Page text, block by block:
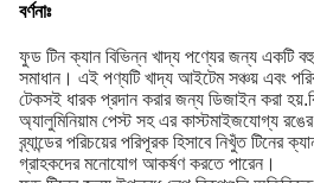
বর্ণনাঃ
ফুড টিন ক্যান বিভিন্ন খাদ্য পণ্যের জন্য একটি
সমাধান। এই পণ্যটি খাদ্য আইটেম সঞ্চয় এবং
টেকসই ধারক প্রদান করার জন্য ডিজাইন করা
অ্যালুমিনিয়াম পেস্ট সহ এর কাস্টমাইজযোগ্য
ব্র্যান্ডের পরিচয়ের পরিপূরক হিসাবে নিখুঁত টিনের
গ্রাহকদের মনোযোগ আকর্ষণ করতে পারেন।